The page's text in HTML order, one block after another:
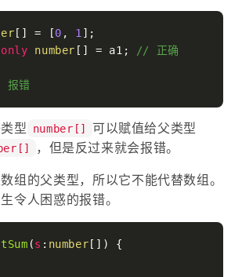
[] = [0 , 1
number [] = a1; // 正确
错
型 number[] 可以赋值给父类型
，但是反过来就会报错。
组的父类型，所以它不能代替数组。
令人困惑的报错。
(s : number [] ) {